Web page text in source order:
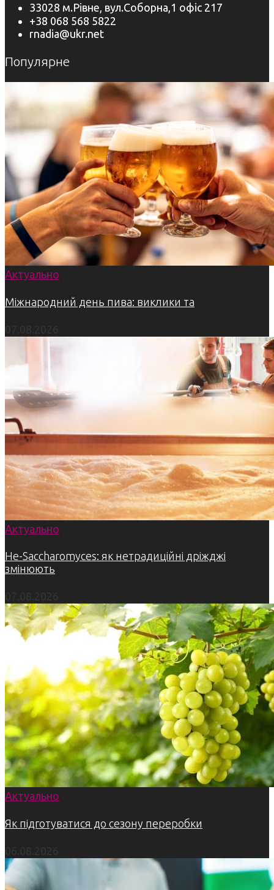
33028 м.Рівне, вул.Соборна,1 офіс 217
+38 068 568 5822
rnadia@ukr.net
Популярне
Актуально
Міжнародний день пива: виклики та
Актуально
Не-Saccharomyces: як нетрадиційні дріжджі
змінюють
Актуально
Як підготуватися до сезону переробки